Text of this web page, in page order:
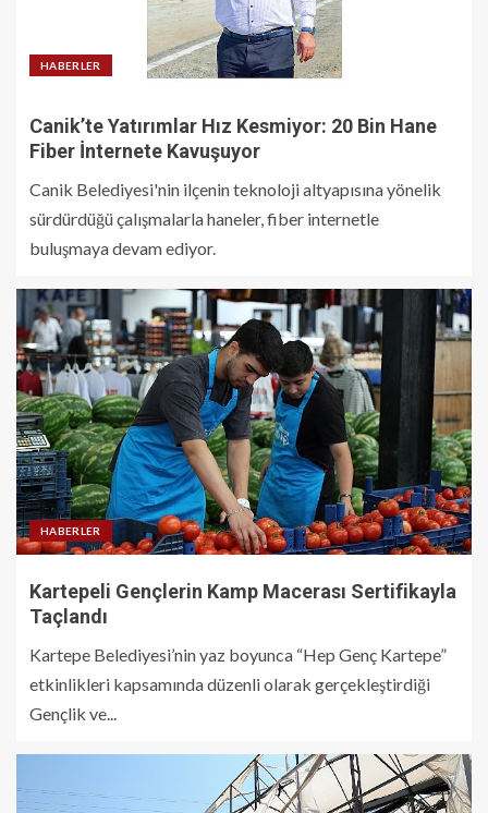
HABERLER
Canik’te Yatırımlar Hız Kesmiyor: 20 Bin Hane
Fiber İnternete Kavuşuyor
Canik Belediyesi'nin ilçenin teknoloji altyapısına yönelik
sürdürdüğü çalışmalarla haneler, fiber internetle
buluşmaya devam ediyor.
HABERLER
Kartepeli Gençlerin Kamp Macerası Sertifikayla
Taçlandı
Kartepe Belediyesi’nin yaz boyunca “Hep Genç Kartepe”
etkinlikleri kapsamında düzenli olarak gerçekleştirdiği
Gençlik ve...